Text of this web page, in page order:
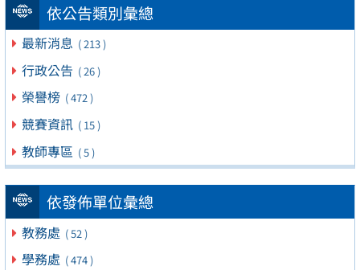
依公告類別彙總
最新消息 ( 213 )
行政公告 ( 26 )
榮譽榜 ( 472 )
競賽資訊 ( 15 )
教師專區 ( 5 )
依發佈單位彙總
教務處 ( 52 )
學務處 ( 474 )